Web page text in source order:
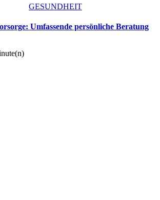
GESUNDHEIT
Umfassende persönliche Beratung